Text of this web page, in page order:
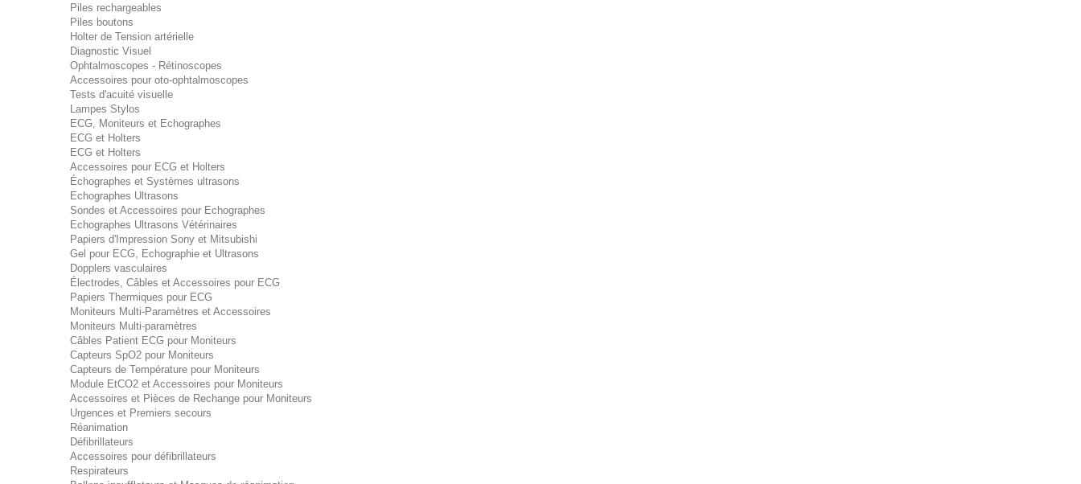
Piles rechargeables
Piles boutons
Holter de Tension artérielle
Diagnostic Visuel
Ophtalmoscopes - Rétinoscopes
Accessoires pour oto-ophtalmoscopes
Tests d'acuité visuelle
Lampes Stylos
ECG, Moniteurs et Echographes
ECG et Holters
ECG et Holters
Accessoires pour ECG et Holters
Échographes et Systèmes ultrasons
Echographes Ultrasons
Sondes et Accessoires pour Echographes
Echographes Ultrasons Vétérinaires
Papiers d'Impression Sony et Mitsubishi
Gel pour ECG, Echographie et Ultrasons
Dopplers vasculaires
Électrodes, Câbles et Accessoires pour ECG
Papiers Thermiques pour ECG
Moniteurs Multi-Paramètres et Accessoires
Moniteurs Multi-paramètres
Câbles Patient ECG pour Moniteurs
Capteurs SpO2 pour Moniteurs
Capteurs de Température pour Moniteurs
Module EtCO2 et Accessoires pour Moniteurs
Accessoires et Pièces de Rechange pour Moniteurs
Urgences et Premiers secours
Réanimation
Défibrillateurs
Accessoires pour défibrillateurs
Respirateurs